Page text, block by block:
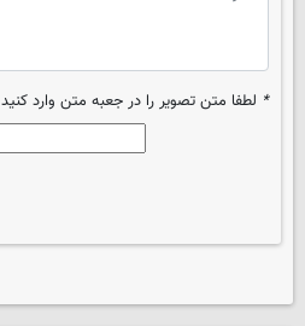
* لطفا متن تصویر را در جعبه متن وارد کنید